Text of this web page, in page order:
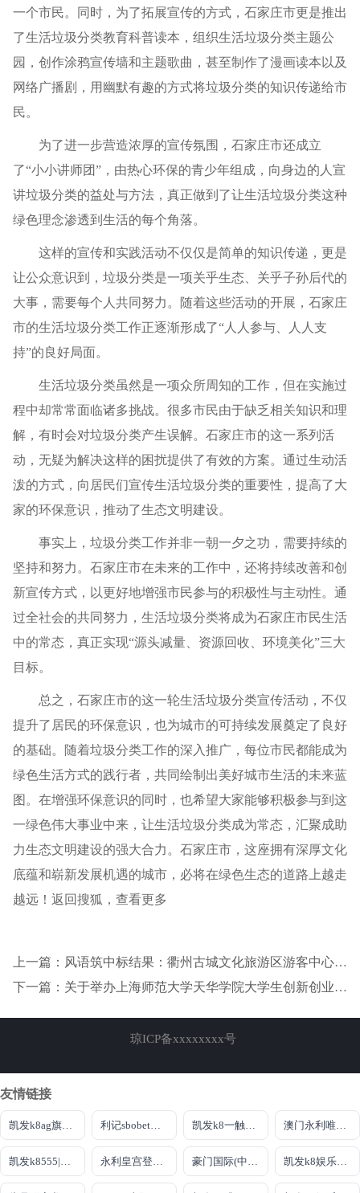
一个市民。同时，为了拓展宣传的方式，石家庄市更是推出
了生活垃圾分类教育科普读本，组织生活垃圾分类主题公
园，创作涂鸦宣传墙和主题歌曲，甚至制作了漫画读本以及
网络广播剧，用幽默有趣的方式将垃圾分类的知识传递给市
民。
为了进一步营造浓厚的宣传氛围，石家庄市还成立
了“小小讲师团”，由热心环保的青少年组成，向身边的人宣
讲垃圾分类的益处与方法，真正做到了让生活垃圾分类这种
绿色理念渗透到生活的每个角落。
这样的宣传和实践活动不仅仅是简单的知识传递，更是
让公众意识到，垃圾分类是一项关乎生态、关乎子孙后代的
大事，需要每个人共同努力。随着这些活动的开展，石家庄
市的生活垃圾分类工作正逐渐形成了“人人参与、人人支
持”的良好局面。
生活垃圾分类虽然是一项众所周知的工作，但在实施过
程中却常常面临诸多挑战。很多市民由于缺乏相关知识和理
解，有时会对垃圾分类产生误解。石家庄市的这一系列活
动，无疑为解决这样的困扰提供了有效的方案。通过生动活
泼的方式，向居民们宣传生活垃圾分类的重要性，提高了大
家的环保意识，推动了生态文明建设。
事实上，垃圾分类工作并非一朝一夕之功，需要持续的
坚持和努力。石家庄市在未来的工作中，还将持续改善和创
新宣传方式，以更好地增强市民参与的积极性与主动性。通
过全社会的共同努力，生活垃圾分类将成为石家庄市民生活
中的常态，真正实现“源头减量、资源回收、环境美化”三大
目标。
总之，石家庄市的这一轮生活垃圾分类宣传活动，不仅
提升了居民的环保意识，也为城市的可持续发展奠定了良好
的基础。随着垃圾分类工作的深入推广，每位市民都能成为
绿色生活方式的践行者，共同绘制出美好城市生活的未来蓝
图。在增强环保意识的同时，也希望大家能够积极参与到这
一绿色伟大事业中来，让生活垃圾分类成为常态，汇聚成助
力生态文明建设的强大合力。石家庄市，这座拥有深厚文化
底蕴和崭新发展机遇的城市，必将在绿色生态的道路上越走
越远！返回搜狐，查看更多
上一篇：风语筑中标结果：衢州古城文化旅游区游客中心项目工程总承包（EPC）中标结果公告
下一篇：关于举办上海师范大学天华学院大学生创新创业大赛暨中国国际生创新大赛（2025）校内选拔赛的通知
琼ICP备xxxxxxxx号
友情链接
凯发k8ag旗舰厅实力品牌 利记sbobet登录入口 凯发k8一触即发 澳门永利唯一官网304
凯发k8555|手机版 永利皇宫登录网 豪门国际(中国)官方网站 凯发k8娱乐官网网站